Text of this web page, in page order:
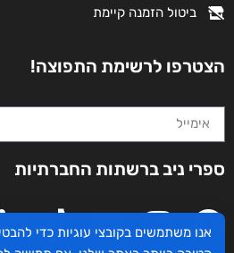
ביטול הזמנה קיימת
הצטרפו לרשימת התפוצה!
ספרי ניב ברשתות החברתיות
אנו משתמשים בקובצי עוגיות כדי